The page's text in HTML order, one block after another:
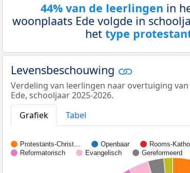
44% van de leerlingen in
woonplaats Ede volgde in
het type
Levensbeschouwing
Verdeling van leerlingen naar overtuiging
Ede, schooljaar 2025-2026.
Grafiek
Tabel
Protestants-Christ… Openbaar Rooms-
Reformatorisch
Evangelisch Gereformeerd